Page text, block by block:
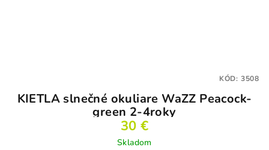
KIETLA slnečné okuliare WaZZ Peacock-
green 2-4roky
30 €
Skladom
KÓD: 3508